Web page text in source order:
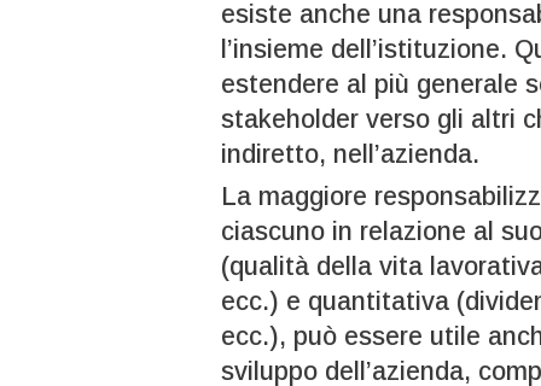
esiste anche una
l’insieme dell’istituzione.
estendere al più generale
stakeholder verso gli altri
indiretto, nell’azienda.
La maggiore
ciascuno in relazione al
(qualità della vita
ecc.) e quantitativa
ecc.), può essere utile
sviluppo dell’azienda,